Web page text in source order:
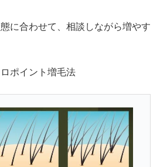
に合わせて、相談しながら増やす
ポイント増毛法